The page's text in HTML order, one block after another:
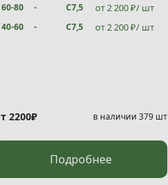
60-80 - С7,5 от 2 200 ₽/ шт
40-60 - С7,5 от 2 200 ₽/ шт
2200₽ в наличии 379 шт
Подробнее